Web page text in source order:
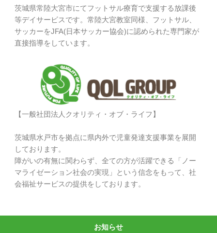
茨城県常陸大宮市にてフットサル療育で支援する放課後
等デイサービスです。常陸大宮教室同様、フットサル、
サッカーをJFA(日本サッカー協会)に認められた専門家が
直接指導をしています。
【一般社団法人クオリティ・オブ・ライフ】
茨城県水戸市を拠点に県内外で児童発達支援事業を展開
しております。
障がいの有無に関わらず、全ての方が活躍できる「ノー
マライゼーション社会の実現」という信念をもって、社
会福祉サービスの提供をしております。
お知らせ